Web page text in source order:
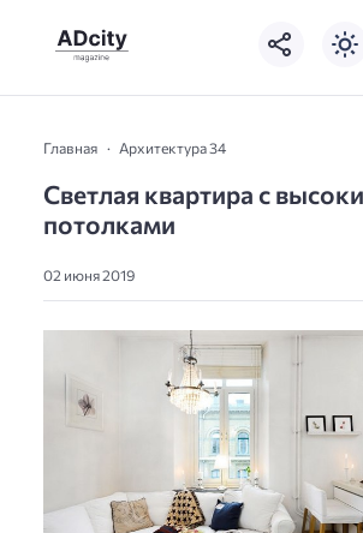
Главная Архитектура 34
Светлая квартира с
потолками
02 июня 2019